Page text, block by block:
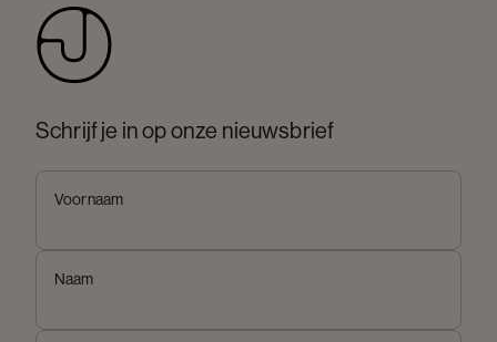
Schrijf je in op onze nieuwsbrief
Voornaam
Naam